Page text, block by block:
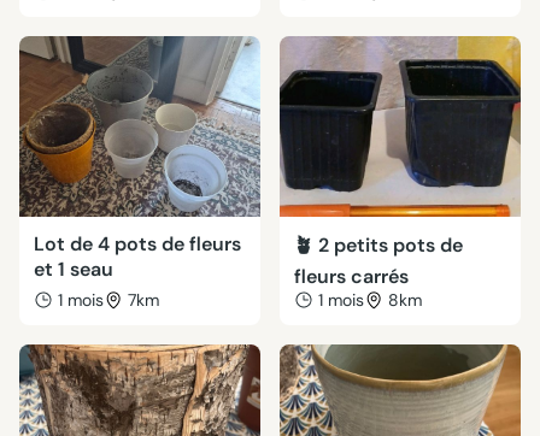
Lot de 4 pots de fleurs
et 1 seau
1 mois 7km
🪴 2 petits pots de
fleurs carrés
1 mois 8km